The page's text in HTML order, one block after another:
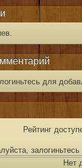
для
Рейтинг
Нет